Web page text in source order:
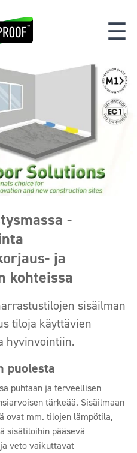
☰
-
ja
kohteissa
sisäilman
tiloja käyttävien
hyvinvointiin.
puolesta
puhtaan ja terveellisen
tärkeää. Sisäilmaan
ovat mm. tilojen lämpötila,
sisätiloihin pääsevä
veto vaikuttavat